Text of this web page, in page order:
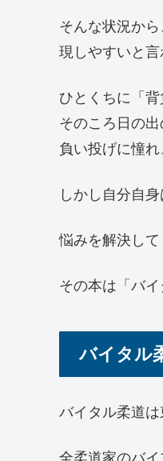
そんな状況か
現しやすいと言
ひとくちに「
そのころ日の
負い投げに憧
しかし自分自
悩みを解決して
その本は「バイ
バイタル
バイタル柔道